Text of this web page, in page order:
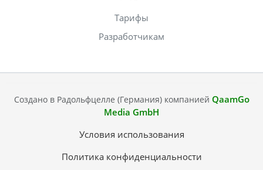
Тарифы
Разработчикам
Создано в Радольфцелле (Германия) компанией QaamGo
Media GmbH
Условия использования
Политика конфиденциальности